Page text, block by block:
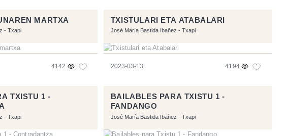
MARTXA
- Txapi
4142
TXISTULARI ETA ATABALARI
José María Bastida Ibañez - Txapi
2023-03-13 4194
TXISTU 1 -
- Txapi
BAILABLES PARA TXISTU 1 -
FANDANGO
José María Bastida Ibañez - Txapi